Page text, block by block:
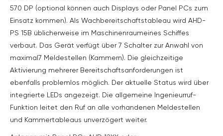
570 DP (optional können auch Displays oder Panel PCs zum
Einsatz kommen). Als Wachbereitschaftstableau wird AHD-
PS 15B üblicherweise im Maschinenraumeines Schiffes
verbaut. Das Gerät verfügt über 7 Schalter zur Anwahl von
maximal7 Meldestellen (Kammern). Die gleichzeitige
Aktivierung mehrerer Bereitschaftsanforderungen ist
ebenfalls problemlos möglich. Der aktuelle Status wird über
integrierte LEDs angezeigt. Die allgemeine Ingenieurruf-
Funktion leitet den Ruf an alle vorhandenen Meldestellen
und Kammertableaus unverzögert weiter.